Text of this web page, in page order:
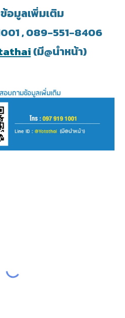
อมูลเพิ่มเติม
, 089-551-8406
(มี@นำหน้า)